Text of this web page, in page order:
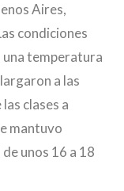
Aires,
condiciones
una temperatura
a las
clases a
mantuvo
unos 16 a 18